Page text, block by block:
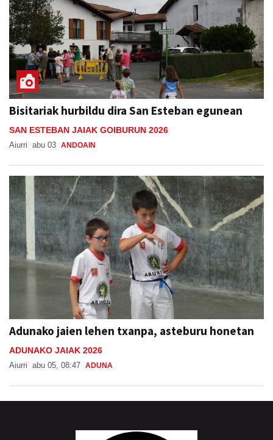
Bisitariak hurbildu dira San Esteban egunean
SAN ESTEBAN JAIAK GOIBURUN 2026
Aiurri abu 03 ANDOAIN
Adunako jaien lehen txanpa, asteburu honetan
ADUNAKO JAIAK 2026
Aiurri abu 05, 08:47 ADUNA